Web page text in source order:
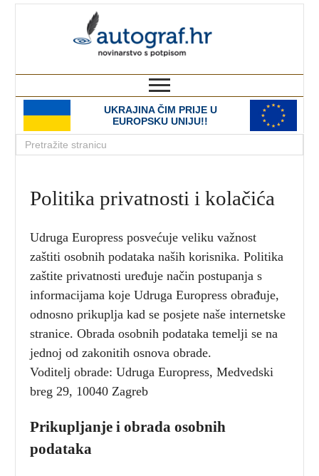
UKRAJINA ČIM PRIJE U
EUROPSKU UNIJU!!
Politika privatnosti i kolačića
Udruga Europress posvećuje veliku važnost
zaštiti osobnih podataka naših korisnika. Politika
zaštite privatnosti uređuje način postupanja s
informacijama koje Udruga Europress obrađuje,
odnosno prikuplja kad se posjete naše internetske
stranice. Obrada osobnih podataka temelji se na
jednoj od zakonitih osnova obrade.
Voditelj obrade: Udruga Europress, Medvedski
breg 29, 10040 Zagreb
Prikupljanje i obrada osobnih
podataka